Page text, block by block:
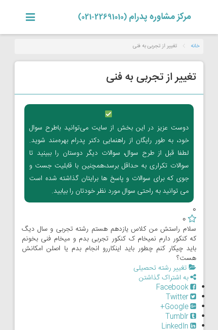
مرکز مشاوره پدرام (22691010-021)
خانه تغییر از تجربی به فنی
تغییر از تجربی به فنی
دوست عزیز در این بخش از سایت می‌توانید باطرح سوال
خود، به طور رایگان از راهنمایی دکتر پدرام بهره‌مند شوید.
لطفا قبل از طرح سوال، سوالات دیگر دوستان را ببینید تا
سوالات تکراری به حداقل برسد،همچنین با قابلیت جست و
جوی که برای سوالات و پاسخ ها برایتان گذاشته شده است
می توانید به راحتی سوال مورد نظر خودتان را بیابید.
0
0
سلام راستش من کلاس یازدهم هستم رشته تجربی و سال دیگ
که کنکور دارم نمیخام ک کنکور تجربی بدم و میخام فنی بخونم
باید چیکار کنم چطور باید اینکاررو انجام بدم یا اصلن امکانش
هست؟
تغییر رشته تحصیلی
به اشتراک گذاشتن